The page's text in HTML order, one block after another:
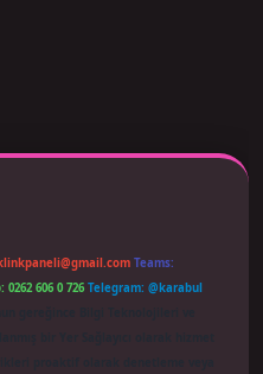
Teams:
606 0 726 Telegram: @karabul